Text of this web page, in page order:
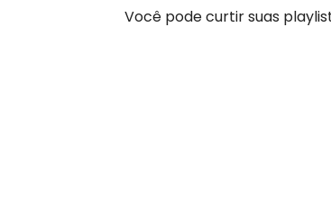
Você pode curtir suas